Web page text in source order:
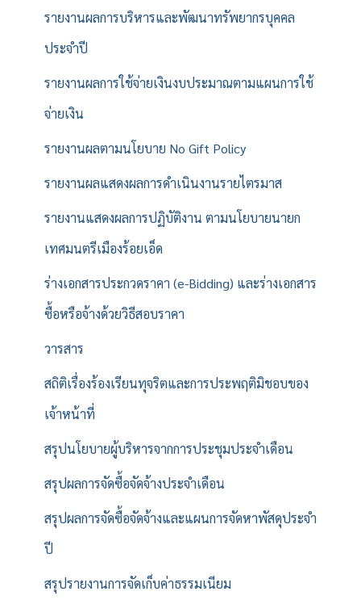
รายงานผลการบริหารและพัฒนาทรัพยากรบุคคล
ประจำปี
รายงานผลการใช้จ่ายเงินงบประมาณตามแผนการใช้
จ่ายเงิน
รายงานผลตามนโยบาย No Gift Policy
รายงานผลแสดงผลการดำเนินงานรายไตรมาส
รายงานแสดงผลการปฏิบัติงาน ตามนโยบายนายก
เทศมนตรีเมืองร้อยเอ็ด
ร่างเอกสารประกวดราคา (e-Bidding) และร่างเอกสาร
ซื้อหรือจ้างด้วยวิธีสอบราคา
วารสาร
สถิติเรื่องร้องเรียนทุจริตและการประพฤติมิชอบของ
เจ้าหน้าที่
สรุปนโยบายผู้บริหารจากการประชุมประจำเดือน
สรุปผลการจัดซื้อจัดจ้างประจำเดือน
สรุปผลการจัดซื้อจัดจ้างและแผนการจัดหาพัสดุประจำ
ปี
สรุปรายงานการจัดเก็บค่าธรรมเนียม